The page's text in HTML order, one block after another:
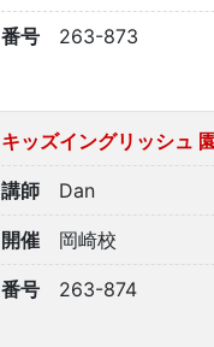
番号 263-873
キッズイングリッシュ
講師 Dan
開催 岡崎校
番号 263-874